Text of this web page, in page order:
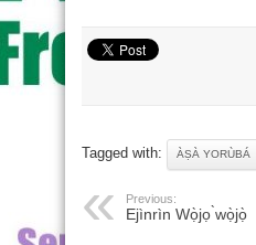
Tagged with: ÀṢÀ YORÙBÁ
Previous:
Ejìnrìn Wọ̀jọ ̀wọ̀jọ̀